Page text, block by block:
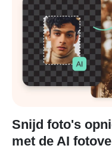
Snijd foto's
met de AI